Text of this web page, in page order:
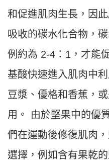
和促進肌肉生長，因
吸收的碳水化合物，
例約為 2-4：1，才能
基酸快速進入肌肉中
豆漿、優格和香蕉，
用。 由於堅果中的優
們在運動後修復肌肉
選擇，例如含有果乾